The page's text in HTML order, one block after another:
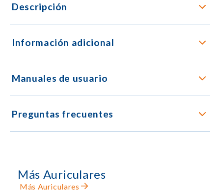
Descripción
Información adicional
Manuales de usuario
Preguntas frecuentes
Más Auriculares
Más Auriculares